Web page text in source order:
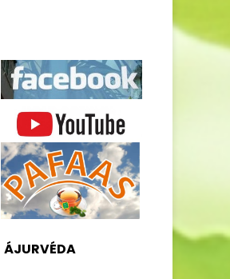
ÁJURVÉDA